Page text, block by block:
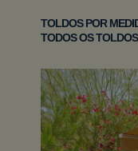
TOLDOS POR
TODOS OS TOLDOS